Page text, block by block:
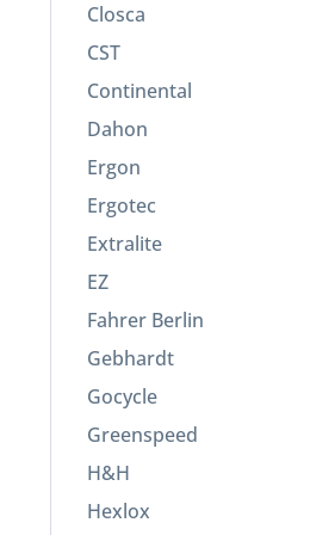
Closca
CST
Continental
Dahon
Ergon
Ergotec
Extralite
EZ
Fahrer Berlin
Gebhardt
Gocycle
Greenspeed
H&H
Hexlox